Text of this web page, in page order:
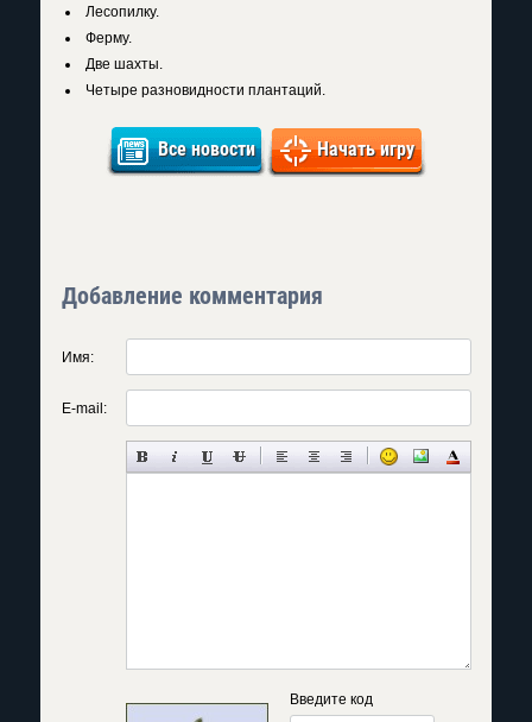
Лесопилку.
Ферму.
Две шахты.
Четыре разновидности плантаций.
Все новости Начать игру
Добавление комментария
Имя:
E-mail:
Введите код